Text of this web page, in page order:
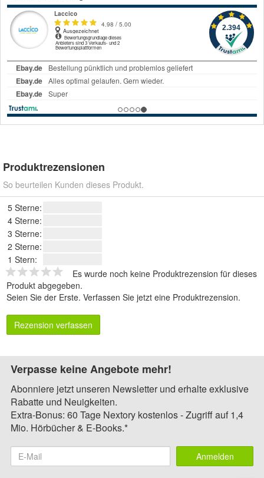
Produktrezensionen
So beurteilen Kunden dieses Produkt.
5 Sterne:
4 Sterne:
3 Sterne:
2 Sterne:
1 Stern:
Es wurde noch keine Produktrezension für dieses
Produkt abgegeben.
Seien Sie der Erste. Verfassen Sie jetzt eine Produktrezension.
Rezension verfassen
Verpasse keine Angebote mehr!
Abonniere jetzt unseren Newsletter und erhalte exklusive
Rabatte und Neuigkeiten.
Extra-Bonus: 60 Tage Nextory kostenlos - Zugriff auf 1,4
Mio. Hörbücher & E-Books.*
Anmelden